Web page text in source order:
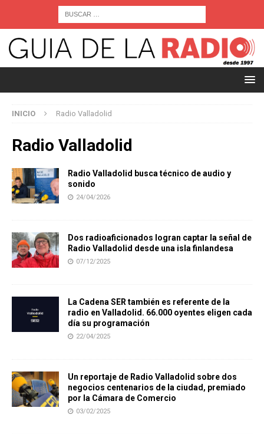
INICIO Radio Valladolid
Radio Valladolid
Radio Valladolid busca técnico de audio y
sonido
24/04/2026
Dos radioaficionados logran captar la señal de
Radio Valladolid desde una isla finlandesa
07/12/2025
La Cadena SER también es referente de la
radio en Valladolid. 66.000 oyentes eligen cada
día su programación
22/04/2025
Un reportaje de Radio Valladolid sobre dos
negocios centenarios de la ciudad, premiado
por la Cámara de Comercio
03/02/2025